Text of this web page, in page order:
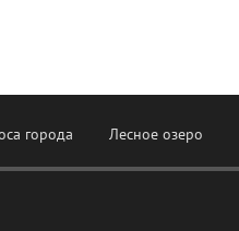
города Лесное озеро